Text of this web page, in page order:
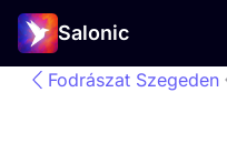
Salonic
Fodrászat Szegeden